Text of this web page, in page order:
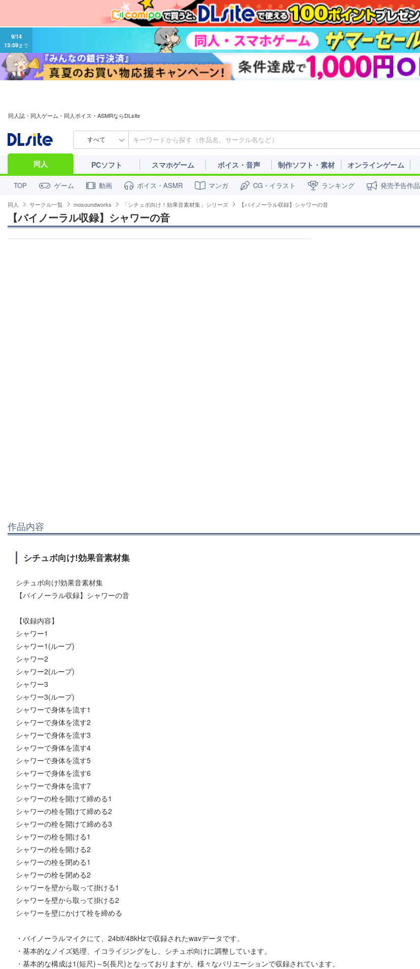
9/14
13:59まで
同人誌・同人ゲーム・同人ボイス・ASMRならDLsite
すべて
同人 PCソフト スマホゲーム ボイス・音声 制作ソフト・素材 オンラインゲーム
TOP ゲーム 動画 ボイス・ASMR マンガ CG・イラスト ランキング 発売予告作品
同人 サークル一覧 mosoundworks 「シチュボ向け！効果音素材集」シリーズ 【バイノーラル収録】シャワーの音
【バイノーラル収録】シャワーの音
作品内容
シチュボ向け!効果音素材集
シチュボ向け!効果音素材集
【バイノーラル収録】シャワーの音
【収録内容】
シャワー1
シャワー1(ループ)
シャワー2
シャワー2(ループ)
シャワー3
シャワー3(ループ)
シャワーで身体を流す1
シャワーで身体を流す2
シャワーで身体を流す3
シャワーで身体を流す4
シャワーで身体を流す5
シャワーで身体を流す6
シャワーで身体を流す7
シャワーの栓を開けて締める1
シャワーの栓を開けて締める2
シャワーの栓を開けて締める3
シャワーの栓を開ける1
シャワーの栓を開ける2
シャワーの栓を閉める1
シャワーの栓を閉める2
シャワーを壁から取って掛ける1
シャワーを壁から取って掛ける2
シャワーを壁にかけて栓を締める
・バイノーラルマイクにて、24bit/48kHzで収録されたwavデータです。
・基本的なノイズ処理、イコライジングをし、シチュボ向けに調整しています。
・基本的な構成は1(短尺)～5(長尺)となっておりますが、様々なバリエーションで収録されています。